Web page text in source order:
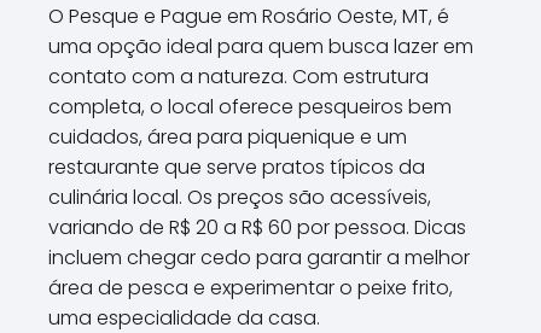
O Pesque e Pague em Rosário Oeste, MT, é
uma opção ideal para quem busca lazer em
contato com a natureza. Com estrutura
completa, o local oferece pesqueiros bem
cuidados, área para piquenique e um
restaurante que serve pratos típicos da
culinária local. Os preços são acessíveis,
variando de R$ 20 a R$ 60 por pessoa. Dicas
incluem chegar cedo para garantir a melhor
área de pesca e experimentar o peixe frito,
uma especialidade da casa.